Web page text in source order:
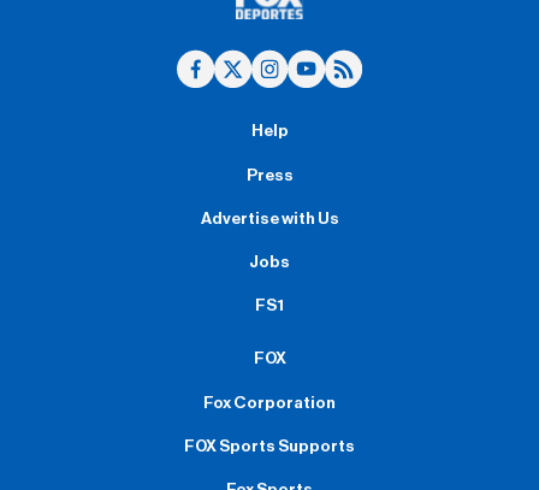
Help
Press
Advertise with Us
Jobs
FS1
FOX
Fox Corporation
FOX Sports Supports